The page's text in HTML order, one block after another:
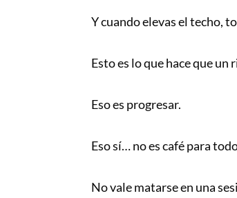
Y cuando elevas el techo,
Esto es lo que hace que un
Eso es progresar.
Eso sí… no es café para
No vale matarse en una